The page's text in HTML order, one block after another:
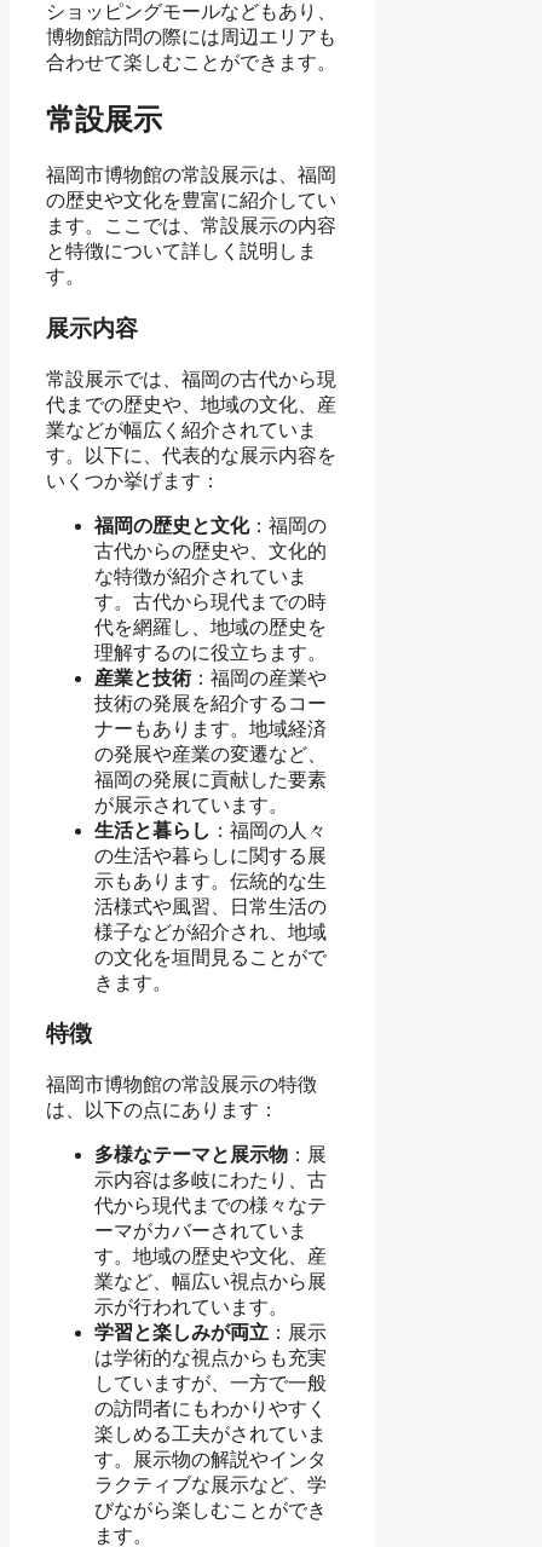
ショッピングモールなどもあり、
博物館訪問の際には周辺エリアも
合わせて楽しむことができます。
常設展示
福岡市博物館の常設展示は、福岡
の歴史や文化を豊富に紹介してい
ます。ここでは、常設展示の内容
と特徴について詳しく説明しま
す。
展示内容
常設展示では、福岡の古代から現
代までの歴史や、地域の文化、産
業などが幅広く紹介されていま
す。以下に、代表的な展示内容を
いくつか挙げます：
福岡の歴史と文化：福岡の
古代からの歴史や、文化的
な特徴が紹介されていま
す。古代から現代までの時
代を網羅し、地域の歴史を
理解するのに役立ちます。
産業と技術 ：福岡の産業や
技術の発展を紹介するコー
ナーもあります。地域経済
の発展や産業の変遷など、
福岡の発展に貢献した要素
が展示されています。
生活と暮らし ：福岡の人々
の生活や暮らしに関する展
示もあります。伝統的な生
活様式や風習、日常生活の
様子などが紹介され、地域
の文化を垣間見ることがで
きます。
特徴
福岡市博物館の常設展示の特徴
は、以下の点にあります：
多様なテーマと展示物 ：展
示内容は多岐にわたり、古
代から現代までの様々なテ
ーマがカバーされていま
す。地域の歴史や文化、産
業など、幅広い視点から展
示が行われています。
学習と楽しみが両立 ：展示
は学術的な視点からも充実
していますが、一方で一般
の訪問者にもわかりやすく
楽しめる工夫がされていま
す。展示物の解説やインタ
ラクティブな展示など、学
びながら楽しむことができ
ます。